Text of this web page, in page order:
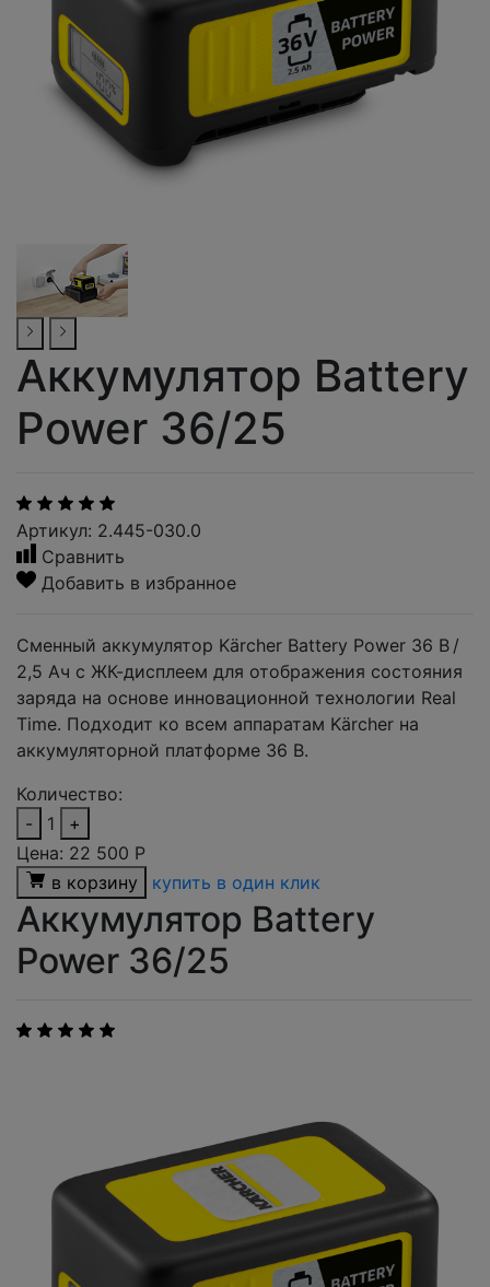
Аккумулятор Battery
Power 36/25
Артикул: 2.445-030.0
Сравнить
Добавить в избранное
Сменный аккумулятор Kärcher Battery Power 36 В /
2,5 Ач с ЖК-дисплеем для отображения состояния
заряда на основе инновационной технологии Real
Time. Подходит ко всем аппаратам Kärcher на
аккумуляторной платформе 36 В.
Количество:
-
1
+
Цена: 22 500 Р
в корзину
купить в один клик
Аккумулятор Battery
Power 36/25